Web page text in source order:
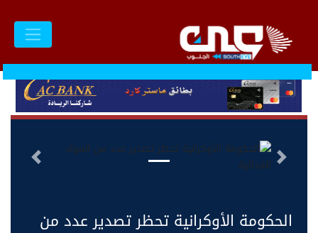
التالى السابق
الحكومة الأوكرانية تحظر تصدير عدد من